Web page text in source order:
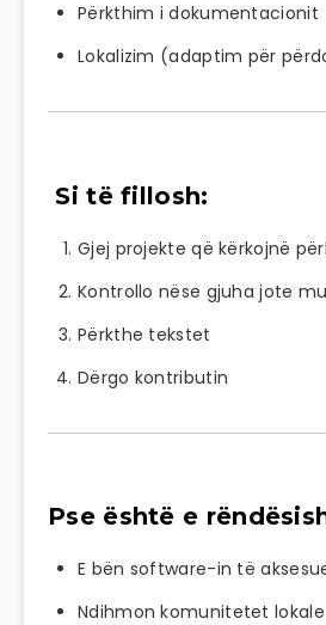
Përkthim i dokumentacionit
Lokalizim (adaptim për
Si të fillosh:
Gjej projekte që kërkojnë
Kontrollo nëse gjuha jote
Përkthe tekstet
Dërgo kontributin
Pse është e
E bën software-in të
Ndihmon komunitetet lokale